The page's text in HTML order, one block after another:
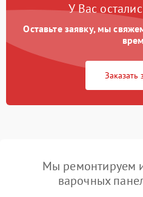
У Вас
Оставьте заявку, мы
Заказать
Мы ремонтируем
варочных